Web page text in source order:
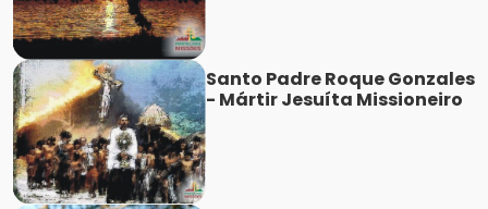
Santo Padre Roque Gonzales
- Mártir Jesuíta Missioneiro